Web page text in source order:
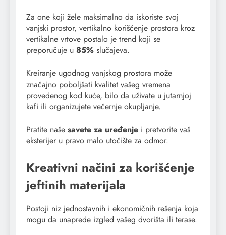
Za one koji žele maksimalno da iskoriste svoj
vanjski prostor, vertikalno korišćenje prostora kroz
vertikalne vrtove postalo je trend koji se
preporučuje u 85% slučajeva.
Kreiranje ugodnog vanjskog prostora može
značajno poboljšati kvalitet vašeg vremena
provedenog kod kuće, bilo da uživate u jutarnjoj
kafi ili organizujete večernje okupljanje.
Pratite naše savete za uređenje i pretvorite vaš
eksterijer u pravo malo utočište za odmor.
Kreativni načini za korišćenje
jeftinih materijala
Postoji niz jednostavnih i ekonomičnih rešenja koja
mogu da unaprede izgled vašeg dvorišta ili terase.